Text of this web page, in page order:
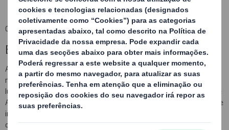
02 mar. 2016 12:13 (London Time)
Embalagem para rolhas de cortiça
Atualmente a industria portuguesa é líder mundial na produção de
rolhas de cortiça, seguida por a espanhola, que ocupa o segundo
lugar e concentra o maior volume de produção nas comunidades de
Andalucía, Extremadura, Cataluña e Valencia, sendo especialmente
importantes na industria vinícola para conseguir uma adequada
conservação do vinho de cave.